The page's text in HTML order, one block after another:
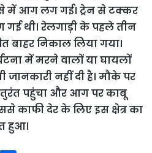
में आग लग गई। ट्रेन से टक्कर
थी। रेलगाड़ी के पहले तीन
बाहर निकाल लिया गया।
में मरने वालों या घायलों
नहीं दी है। मौके पर
पहुंचा और आग पर काबू
काफी देर के लिए इस क्षेत्र का
हुआ।